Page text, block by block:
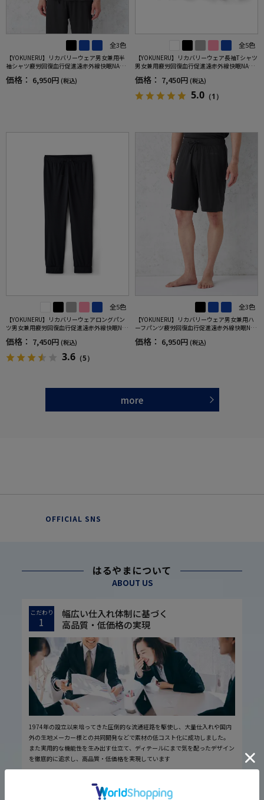
全3色
【YOKUNERU】リカバリーウェア男女兼用半
袖シャツ疲労回復血行促進遠赤外線快眠NANO
MIX(R)【一般医療機器】SS～LLサイズ
価格： 6,950円 (税込)
全5色
【YOKUNERU】リカバリーウェア長袖Tシャツ
男女兼用疲労回復血行促進遠赤外線快眠NANO
MIX(R)【一般医療機器】SS～LLサイズ
価格： 7,450円 (税込)
5.0 （1）
全5色
【YOKUNERU】リカバリーウェアロングパン
ツ男女兼用疲労回復血行促進遠赤外線快眠NA
NOMIX(R)【一般医療機器】SS～LLサイズ
価格： 7,450円 (税込)
3.6 （5）
全3色
【YOKUNERU】リカバリーウェア男女兼用ハ
ーフパンツ疲労回復血行促進遠赤外線快眠NA
NOMIX(R)【一般医療機器】SS～LLサイズ
価格： 6,950円 (税込)
more
OFFICIAL SNS
はるやまについて
ABOUT US
こだわり
1
幅広い仕入れ体制に基づく
高品質・低価格の実現
1974年の設立以来培ってきた圧倒的な流通経路を駆使し、大量仕入れや国内
外の生地メーカー様との共同開発などで素材の低コスト化に成功しました。
また実用的な機能性を生み出す仕立て、ディテールにまで気を配ったデザイン
を徹底的に追求し、高品質・低価格を実現しています
厳しい品質管理体制に基づく